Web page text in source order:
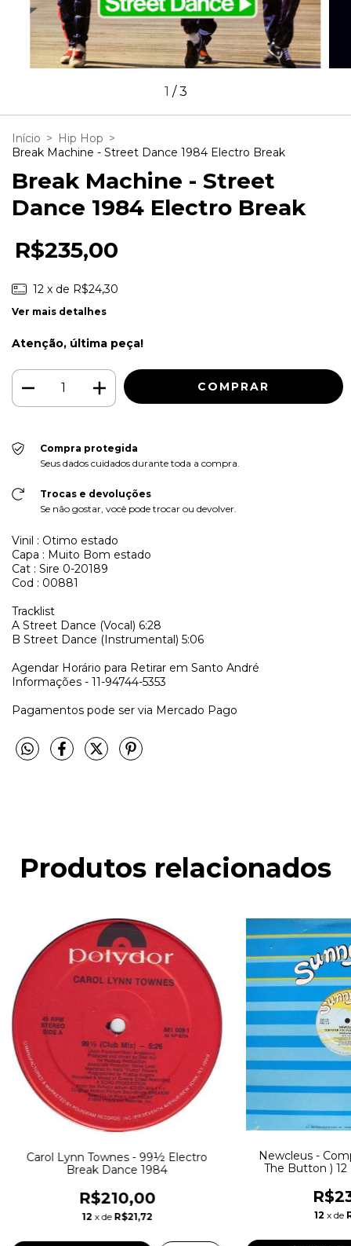
1 /3
Início > Hip Hop >
Break Machine - Street Dance 1984 Electro Break
Break Machine - Street
Dance 1984 Electro Break
R$235,00
12 x de R$24,30
Ver mais detalhes
Atenção, última peça!
Compra protegida
Seus dados cuidados durante toda a compra.
Trocas e devoluções
Se não gostar, você pode trocar ou devolver.
Vinil : Otimo estado
Capa : Muito Bom estado
Cat : Sire 0-20189
Cod : 00881
Tracklist
A Street Dance (Vocal) 6:28
B Street Dance (Instrumental) 5:06
Agendar Horário para Retirar em Santo André
Informações - 11-94744-5353
Pagamentos pode ser via Mercado Pago
Produtos relacionados
Carol Lynn Townes - 99½ Electro
Break Dance 1984
R$210,00
12 x de R$21,72
Newcleus -
The Button )
12 x de